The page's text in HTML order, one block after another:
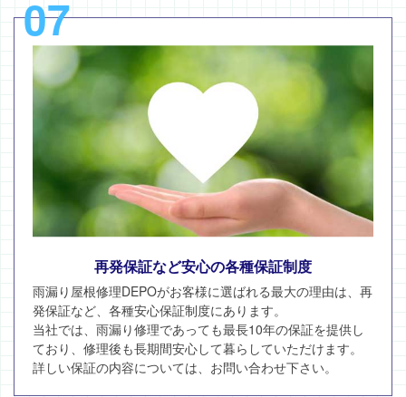
07
再発保証など安心の各種保証制度
雨漏り屋根修理DEPOがお客様に選ばれる最大の理由は、再
発保証など、各種安心保証制度にあります。
当社では、雨漏り修理であっても最長10年の保証を提供し
ており、修理後も長期間安心して暮らしていただけます。
詳しい保証の内容については、お問い合わせ下さい。